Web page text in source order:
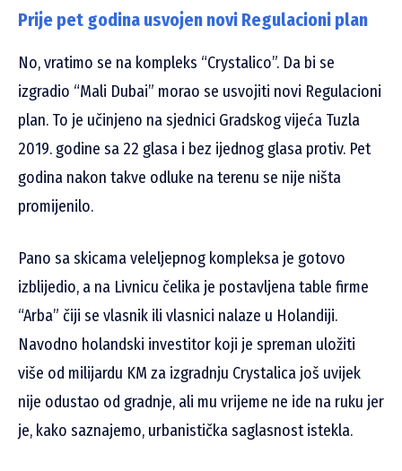
Prije pet godina usvojen novi Regulacioni plan
No, vratimo se na kompleks “Crystalico”. Da bi se
izgradio “Mali Dubai” morao se usvojiti novi Regulacioni
plan. To je učinjeno na sjednici Gradskog vijeća Tuzla
2019. godine sa 22 glasa i bez ijednog glasa protiv. Pet
godina nakon takve odluke na terenu se nije ništa
promijenilo.
Pano sa skicama veleljepnog kompleksa je gotovo
izblijedio, a na Livnicu čelika je postavljena table firme
“Arba” čiji se vlasnik ili vlasnici nalaze u Holandiji.
Navodno holandski investitor koji je spreman uložiti
više od milijardu KM za izgradnju Crystalica još uvijek
nije odustao od gradnje, ali mu vrijeme ne ide na ruku jer
je, kako saznajemo, urbanistička saglasnost istekla.